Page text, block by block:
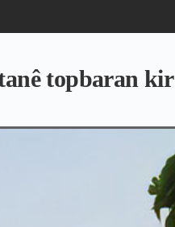
topbaran kir